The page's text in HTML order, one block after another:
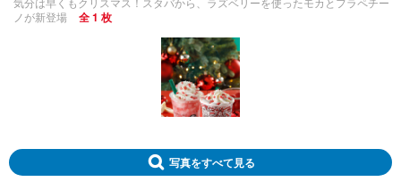
ノが新登場
全 1 枚
写真をすべて見る